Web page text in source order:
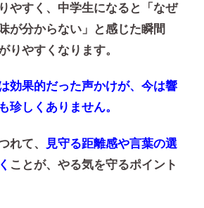
やすく、中学生になると
「なぜ
が分からない」
と感じた瞬間
りやすくなります。
効果的だった声かけが、今は響
珍しくありません。
れて、
見守る距離感や言葉の選
ことが、やる気を守るポイント